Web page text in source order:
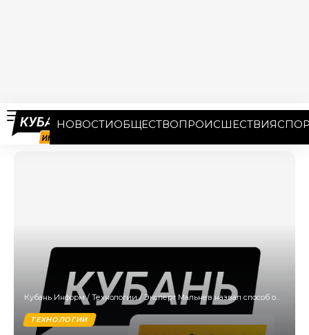
НОВОСТИОБЩЕСТВОПРОИСШЕСТВИЯ
Кубань Информ/ Технологии/ Эксперт Мальнев назвал способ обнаружения клавиатурного шпиона
ТЕХНОЛОГИИ